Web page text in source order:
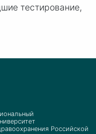
тестирование,
Российской